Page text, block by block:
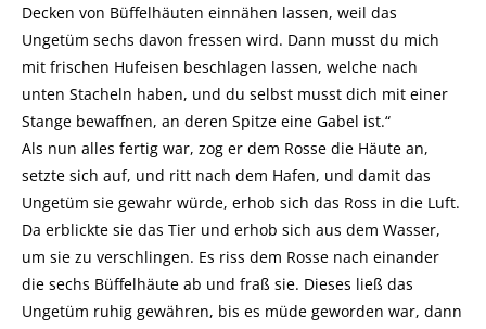
Decken von Büffelhäuten einnähen lassen, weil das
Ungetüm sechs davon fressen wird. Dann musst du mich
mit frischen Hufeisen beschlagen lassen, welche nach
unten Stacheln haben, und du selbst musst dich mit einer
Stange bewaffnen, an deren Spitze eine Gabel ist.“
Als nun alles fertig war, zog er dem Rosse die Häute an,
setzte sich auf, und ritt nach dem Hafen, und damit das
Ungetüm sie gewahr würde, erhob sich das Ross in die Luft.
Da erblickte sie das Tier und erhob sich aus dem Wasser,
um sie zu verschlingen. Es riss dem Rosse nach einander
die sechs Büffelhäute ab und fraß sie. Dieses ließ das
Ungetüm ruhig gewähren, bis es müde geworden war, dann